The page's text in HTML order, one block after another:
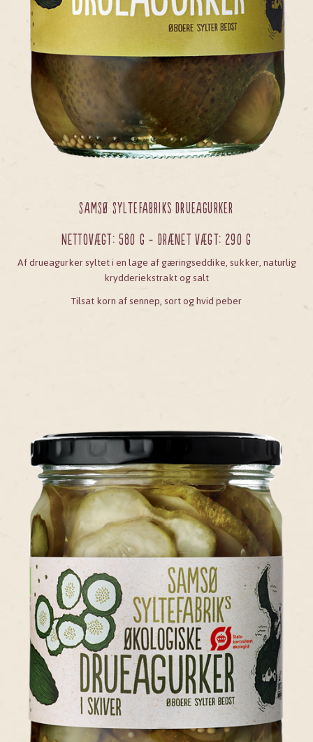
SAMSØ SYLTEFABRIKs DRUEAGURKER
Nettovægt: 580 g - Drænet vægt: 290 g
Af drueagurker syltet i en lage af gæringseddike, sukker, naturlig
krydderiekstrakt og salt
Tilsat korn af sennep, sort og hvid peber